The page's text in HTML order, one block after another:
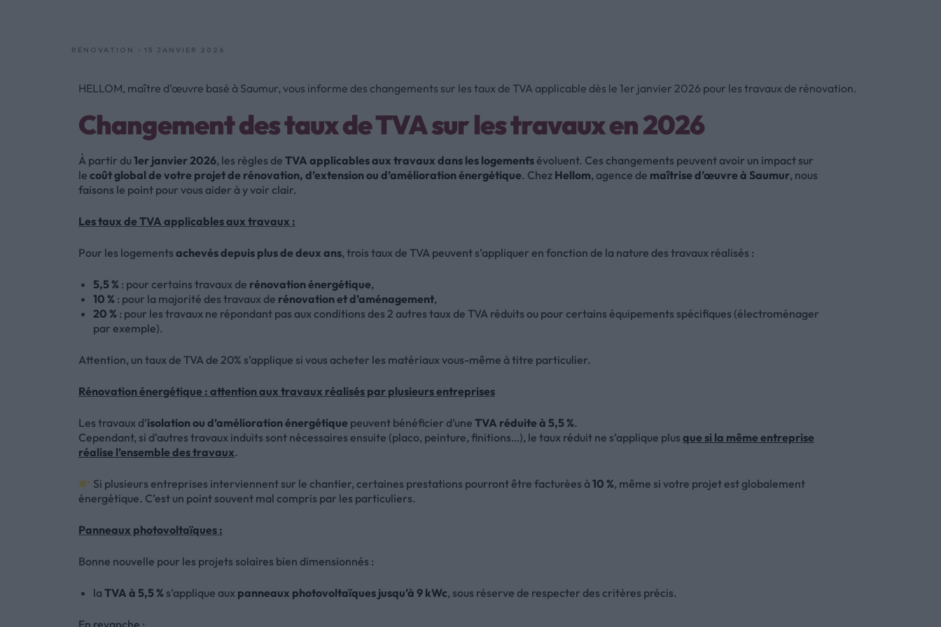
RÉNOVATION 15 JANVIER 2026
HELLOM, maître d’œuvre basé à Saumur, vous informe des changements sur les taux de TVA applicable dès le 1er janvier 2026 pour les travaux de rénovation.
Changement des taux de TVA sur les travaux en 2026
À partir du1er janvier 2026, les règles de TVA applicables aux travaux dans les logementsévoluent. Ces changements peuvent avoir un impact sur
le coût global de votre projet de rénovation, d’extension ou d’amélioration énergétique. Chez Hellom, agence de maîtrise d’œuvre à Saumur, nous
faisons le point pour vous aider à y voir clair.
Les taux de TVA applicables aux travaux :
Pour les logements achevés depuis plus de deux ans, trois taux de TVA peuvent s’appliquer en fonction de la nature des travaux réalisés :
5,5 % : pour certains travaux de rénovation énergétique,
10 % : pour la majorité des travaux de rénovation et d’aménagement,
20 % : pour les travaux ne répondant pas aux conditions des 2 autres taux de TVA réduits ou pour certains équipements spécifiques (électroménager
par exemple).
Attention, un taux de TVA de 20% s’applique si vous acheter les matériaux vous-même à titre particulier.
Rénovation énergétique : attention aux travaux réalisés par plusieurs entreprises
Les travaux d’isolation ou d’amélioration énergétique peuvent bénéficier d’une TVA réduite à 5,5 %.
Cependant, si d’autres travaux induits sont nécessaires ensuite (placo, peinture, finitions…), le taux réduit ne s’applique plus que si la même entreprise
réalise l’ensemble des travaux.
Si plusieurs entreprises interviennent sur le chantier, certaines prestations pourront être facturées à10 %, même si votre projet est globalement
énergétique. C’est un point souvent mal compris par les particuliers.
Panneaux photovoltaïques :
Bonne nouvelle pour les projets solaires bien dimensionnés :
la TVA à 5,5 % s’applique aux panneaux photovoltaïques jusqu’à 9 kWc, sous réserve de respecter des critères précis.